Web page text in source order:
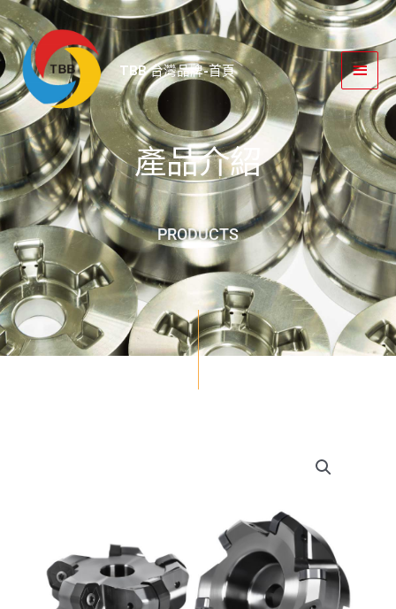
至
主
要
內
容
TBB 台灣品牌-首頁
主
要
選
單
產品介紹
PRODUCTS